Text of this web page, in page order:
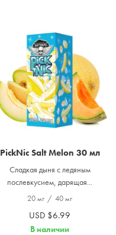
PickNic Salt Melon 30 мл
Сладкая дыня с ледяным
послевкусием, дарящая...
20 мг / 40 мг
USD $6.99
В наличии